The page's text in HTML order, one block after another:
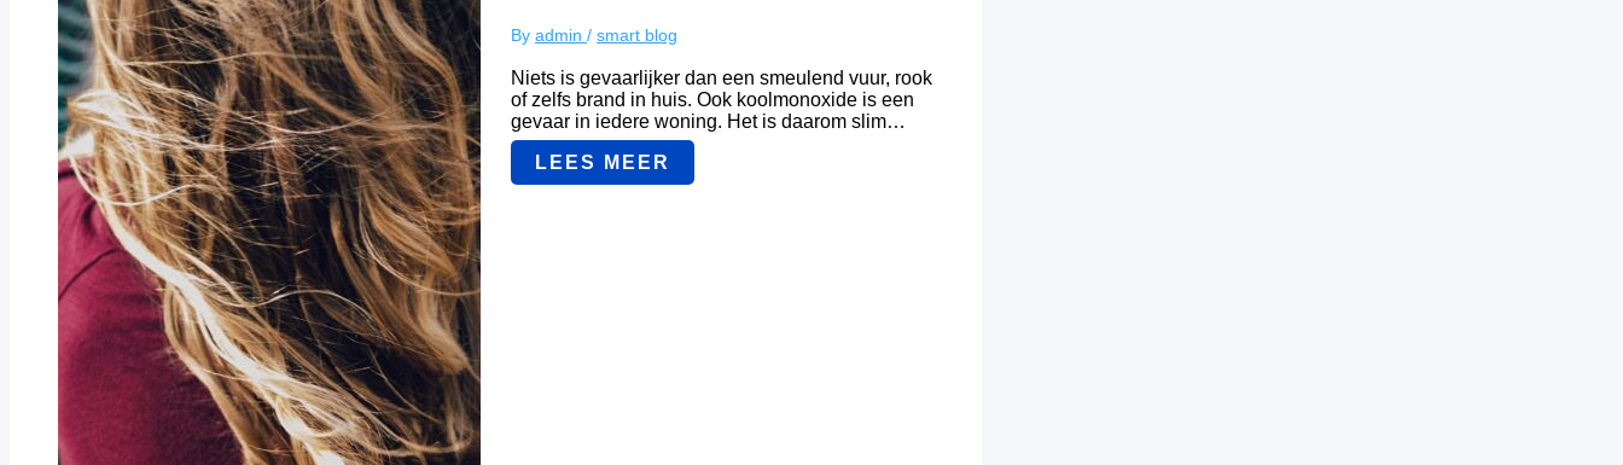
By admin / smart blog
Niets is gevaarlijker dan een smeulend vuur, rook
of zelfs brand in huis. Ook koolmonoxide is een
gevaar in iedere woning. Het is daarom slim…
LEES MEER